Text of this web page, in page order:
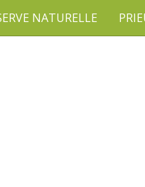
NATURELLE